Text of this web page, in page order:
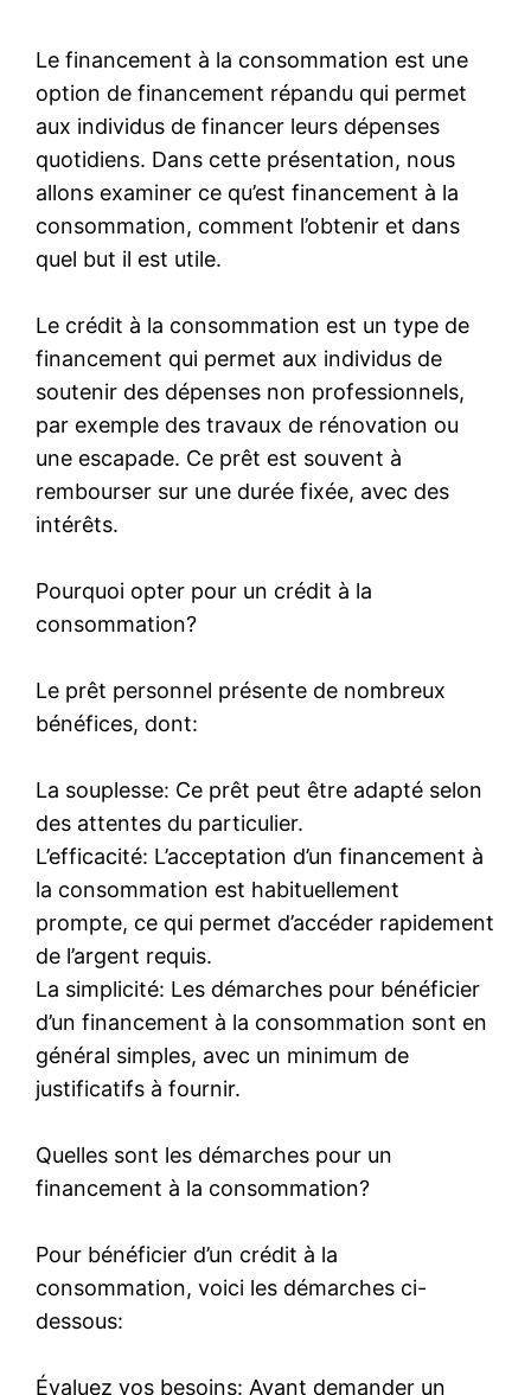
Le financement à la consommation est une
option de financement répandu qui permet
aux individus de financer leurs dépenses
quotidiens. Dans cette présentation, nous
allons examiner ce qu’est financement à la
consommation, comment l’obtenir et dans
quel but il est utile.
Le crédit à la consommation est un type de
financement qui permet aux individus de
soutenir des dépenses non professionnels,
par exemple des travaux de rénovation ou
une escapade. Ce prêt est souvent à
rembourser sur une durée fixée, avec des
intérêts.
Pourquoi opter pour un crédit à la
consommation?
Le prêt personnel présente de nombreux
bénéfices, dont:
La souplesse: Ce prêt peut être adapté selon
des attentes du particulier.
L’efficacité: L’acceptation d’un financement à
la consommation est habituellement
prompte, ce qui permet d’accéder rapidement
de l’argent requis.
La simplicité: Les démarches pour bénéficier
d’un financement à la consommation sont en
général simples, avec un minimum de
justificatifs à fournir.
Quelles sont les démarches pour un
financement à la consommation?
Pour bénéficier d’un crédit à la
consommation, voici les démarches ci-
dessous:
Évaluez vos besoins: Avant demander un